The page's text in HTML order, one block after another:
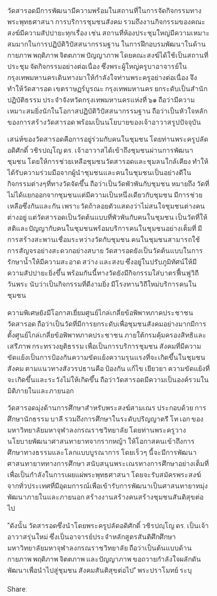
วัดสารอดมีการพัฒนามีความพร้อมในสถานที่ในการจัดกิจกรรมทาง
พระพุทธศาสนา การบริการชุมชนสังคม รวมถึงงานกิจกรรมของคณะ
สงฆ์มีความสัปปายะทุกเรื่อง เช่น สถานที่ห้องประชุมใหญ่มีความเหมาะ
สมมากในการปฏิบัติวิปัสสนากรรมฐาน ในการฝึกอบรมพัฒนาในด้าน
กายภาพ พฤติภาพ จิตตภาพ ปัญญาภาพ โดยคณะสงฆ์ได้ใช้เป็นสถานที่
ประชุม จัดกิจกรรมอย่างต่อเนื่อง ซึ่งพระผู้ใหญ่ครูบาอาจารย์ใน
กรุงเทพมหานครเดินทางมาให้กำลังใจท่านพระครูอย่างต่อเนื่อง จึง
ทำให้วัดสารอด เขตราษฏร์บูรณะ กรุงเทพมหานคร ยกระดับเป็นสำนัก
ปฏิบัติธรรม ประจำจังหวัดกรุงเทพมหานครแห่งที่ ๖๑ ถือว่ามีความ
เหมาะสมยิ่งนักในโอกาสปฏิบัติวิปัสสนากรรมฐาน ถือว่าเป็นหัวใจหลัก
ของการสร้างวัดสารอด พร้อมเป็นนโยบายของเจ้าอาวาสรูปปัจจุบัน
เสน่ห์ของวัดสารอดคือการอยู่ร่วมกับคนในชุมชน โดยท่านพระครูปลัด
อดิศักดิ์ วชิรปญฺโญ ดร. เจ้าอาวาสได้เข้าถึงชุมชนผ่านการพัฒนา
ชุมชน โดยให้การช่วยเหลือชุมชนวัดสารอดและชุมลนใกล้เคียง ทำให้
ได้รับความร่วมมือจากผู้นำชุมชนและคนในชุมชนเป็นอย่างดีใน
กิจกรรมต่างๆที่ทางวัดจัดขึ้น ถือว่าเป็นวัดพัวพันกับชุมชน หมายถึง วัดที่
ไม่ได้แยกออกจากชุมชนแต่มีความเป็นหนึ่งเดียวกับชุมชน มีการช่วย
เหลือซึ่งกันและกัน เพราะวัดถ้าลอยตัวแสดงว่าไม่สนใจชุมชนต่างคน
ต่างอยู่ แต่วัดสารอดเป็นวัดต้นแบบที่พัวพันกับคนในชุมชน เป็นวัดที่ให้
สติและปัญญากับคนในชุมชนพร้อมบริการคนในชุมชนอย่างเต็มที่ มี
การสร้างสะพานเชื่อมระหว่างวัดกับชุมชน คนในชุมชนสามารถใช้
การสัญจรอย่างสะดวกอย่างสบาย วัดสารอดยังเป็นวัดต้นแบบในการ
รักษาน้ำให้มีความสะอาด สว่าง และสงบ ซึ่งอยู่ในปรับภูมิทัศน์ให้มี
ความสัปปายะยิ่งขึ้น พร้อมกันนี้ทางวัดยังมีกิจกรรมใส่บาตรฟื้นฟูวิถี
วันพระ นับว่าเป็นกิจกรรมที่ดีงามยิ่ง มีโรงทานวิถีใหม่บริการคนใน
ชุมชน
ความพิเศษยังมีโอกาสเยี่ยมศูนย์ไกล่เกลี่ยข้อพิพาทภาคประชาชน
วัดสารอด ถือว่าเป็นวัดที่มีการยกระดับเพื่อชุมชนสังคมอย่างมากมีการ
ตั้งศูนย์ไกล่เกลี่ยข้อพิพาทภาคประชาชน ภายใต้กรมคุ้มครองสิทธิและ
เสรีภาพ กระทรวงยุติธรรม เพื่อเป็นการบริการชุมชน สังคมที่มีความ
ขัดแย้งเป็นการป้องกันความขัดแย้งความรุนแรงที่จะเกิดขึ้นในชุมชน
สังคม ตามแนวทางสังวรปธานคือ ป้องกัน แก้ไข เยียวยา ความขัดแย้งที่
จะเกิดขึ้นและระวังไม่ให้เกิดขึ้น ถือว่าวัดสารอดมีความเป็นองค์รวมใน
มิติภายในและภายนอก
วัดสารอดมุ่งด้านการศึกษาสำหรับพระสงฆ์สามเณร ประกอบด้วย การ
ศึกษานักธรรม บาลี รวมถึงการศึกษาในระดับปริญญาตรี โท เอก ของ
มหาวิทยาลัยมหาจุฬาลงกรณราชวิทยาลัย โดยท่านพระครูวาง
นโยบายพัฒนาศาสนทายาทจากรากหญ้า ให้โอกาสคนเข้าถึงการ
ศึกษาทางธรรมและโลกแบบบูรณาการ โดยเร็วๆ นี้จะมีการพัฒนา
ศาสนทายาททางการศึกษา สนับสนุนพระเณรทางการศึกษาอย่างเต็มที่
เพื่อเป็นกำลังในการเผยแผ่พระพุทธศาสนา โดยจะรับสมัครพระสงฆ์
จากทั่วประเทศที่มีอุดมการณ์เพื่อเข้ารับการพัฒนาเป็นศาสนทายาทมุ่ง
พัฒนาภายในและภายนอก สร้างงานสร้างคนสร้างชุมชนสันติสุขต่อ
ไป
“ดังนั้น วัดสารอดซึ่งนำโดยพระครูปลัดอดิศักดิ์ วชิรปญฺโญ ดร. เป็นเจ้า
อาวาสรุ่นใหม่ ซึ่งเป็นอาจารย์ประจำหลักสูตรสันติศึกศึกษา
มหาวิทยาลัยมหาจุฬาลงกรณราชวิทยาลัย ถือว่าเป็นต้นแบบด้าน
กายภาพ พฤติภาพ จิตตภาพ และปัญญาภาพ ขอถวายกำลังใจผลักดัน
พัฒนาเพื่อนำไปสู่ชุมชน สังคมสันติสุขต่อไป” พระปราโมทย์ ระบุ
Share: